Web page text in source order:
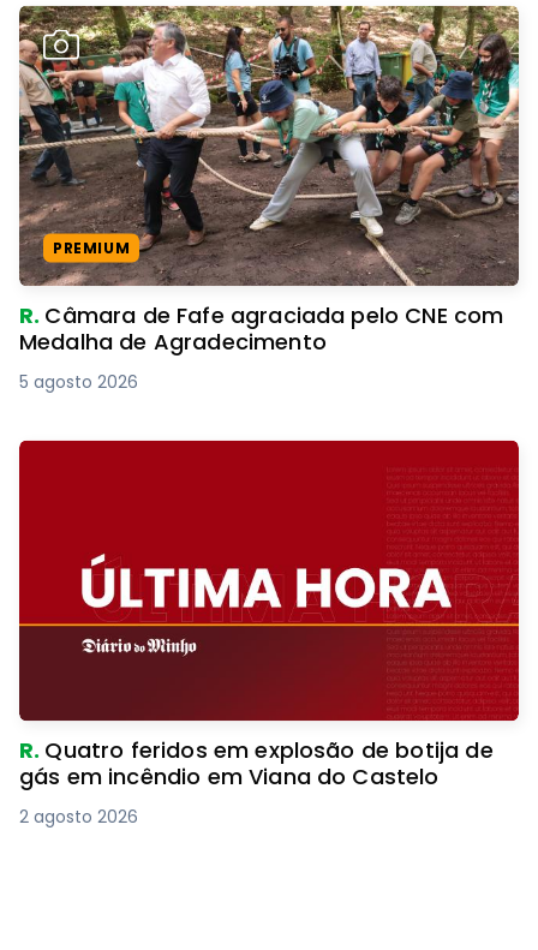
PREMIUM
R. Câmara de Fafe agraciada pelo CNE com
Medalha de Agradecimento
5 agosto 2026
R. Quatro feridos em explosão de botija de
gás em incêndio em Viana do Castelo
2 agosto 2026